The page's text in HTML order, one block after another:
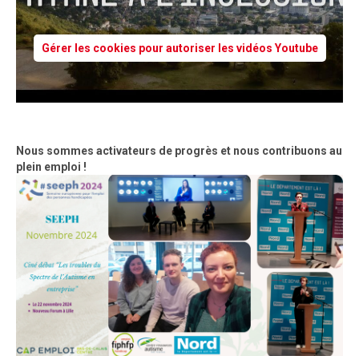
Gérer les cookies pour autoriser les vidéos Youtube
Nous sommes activateurs de progrès et nous contribuons au
plein emploi !